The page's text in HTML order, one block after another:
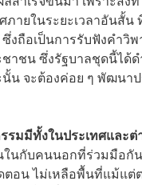
ภายในระยะเวลาอันสั้น
ซึ่งถือเป็นการรับฟังคำวิ
าชน ซึ่งรัฐบาลชุดนี้ได้ด
นั้น จะต้องค่อย ๆ พัฒนา
มมีทั้งในประเทศและต่
ในกับคนนอกที่ร่วมมือกั
อน ไม่เหลือพื้นที่แม้แต่ต